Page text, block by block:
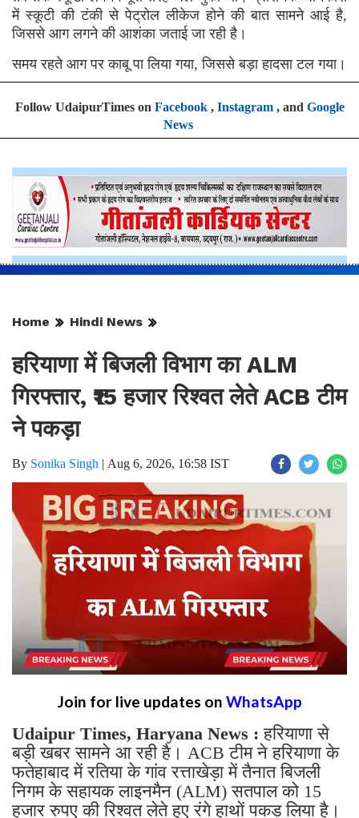
में स्कूटी की टंकी से पेट्रोल लीकेज होने की बात सामने आई है,
जिससे आग लगने की आशंका जताई जा रही है।
समय रहते आग पर काबू पा लिया गया, जिससे बड़ा हादसा टल गया।
Facebook
News
हरियाणा में बिजली विभाग का ALM
गिरफ्तार, ₹15 हजार रिश्वत लेते ACB टीम
ने पकड़ा
Udaipur Times, Haryana News :हरियाणा से
बड़ी खबर सामने आ रही है। ACB टीम ने हरियाणा के
फतेहाबाद में रतिया के गांव रत्ताखेड़ा में तैनात बिजली
निगम के सहायक लाइनमैन (ALM) सतपाल को 15